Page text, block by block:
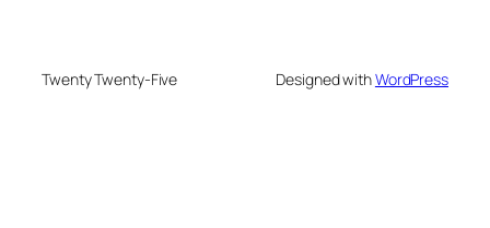
Twenty Twenty-Five Designed withWordPress